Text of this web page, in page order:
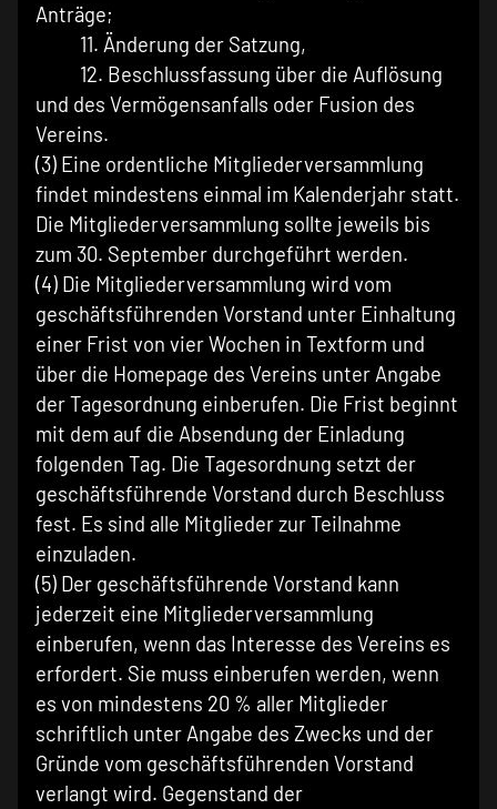
Anträge;
11. Änderung der Satzung,
12. Beschlussfassung über die Auflösung
und des Vermögensanfalls oder Fusion des
Vereins.
(3) Eine ordentliche Mitgliederversammlung
findet mindestens einmal im Kalenderjahr statt.
Die Mitgliederversammlung sollte jeweils bis
zum 30. September durchgeführt werden.
(4) Die Mitgliederversammlung wird vom
geschäftsführenden Vorstand unter Einhaltung
einer Frist von vier Wochen in Textform und
über die Homepage des Vereins unter Angabe
der Tagesordnung einberufen. Die Frist beginnt
mit dem auf die Absendung der Einladung
folgenden Tag. Die Tagesordnung setzt der
geschäftsführende Vorstand durch Beschluss
fest. Es sind alle Mitglieder zur Teilnahme
einzuladen.
(5) Der geschäftsführende Vorstand kann
jederzeit eine Mitgliederversammlung
einberufen, wenn das Interesse des Vereins es
erfordert. Sie muss einberufen werden, wenn
es von mindestens 20 % aller Mitglieder
schriftlich unter Angabe des Zwecks und der
Gründe vom geschäftsführenden Vorstand
verlangt wird. Gegenstand der